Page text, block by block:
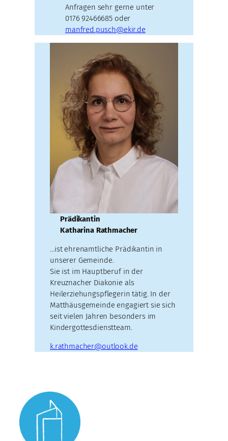
Anfragen sehr gerne unter
0176 92466685 oder
manfred.pusch@ekir.de
Prädikantin
Katharina Rathmacher
…ist ehrenamtliche Prädikantin in
unserer Gemeinde.
Sie ist im Hauptberuf in der
Kreuznacher Diakonie als
Heilerziehungspflegerin tätig. In der
Matthäusgemeinde engagiert sie sich
seit vielen Jahren besonders im
Kindergottesdienstteam.
k.rathmacher@outlook.de